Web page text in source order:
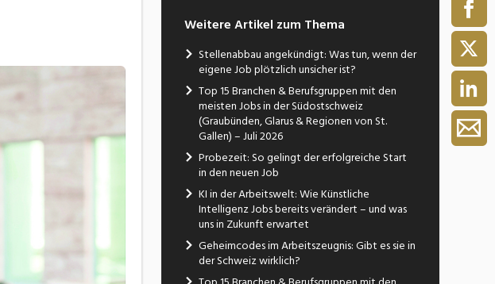
Weitere Artikel zum Thema
Stellenabbau angekündigt: Was tun, wenn der
eigene Job plötzlich unsicher ist?
Top 15 Branchen & Berufsgruppen mit den
meisten Jobs in der Südostschweiz
(Graubünden, Glarus & Regionen von St.
Gallen) – Juli 2026
Probezeit: So gelingt der erfolgreiche Start
in den neuen Job
KI in der Arbeitswelt: Wie Künstliche
Intelligenz Jobs bereits verändert – und was
uns in Zukunft erwartet
Geheimcodes im Arbeitszeugnis: Gibt es sie in
der Schweiz wirklich?